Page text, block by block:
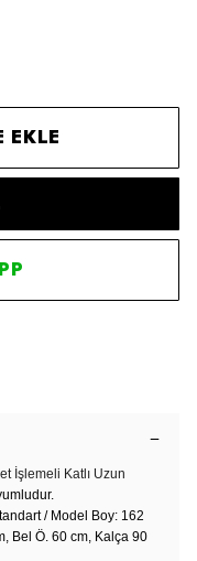
EKLE
İşlemeli Katlı Uzun
/ Model Boy: 162
Bel Ö. 60 cm, Kalça 90